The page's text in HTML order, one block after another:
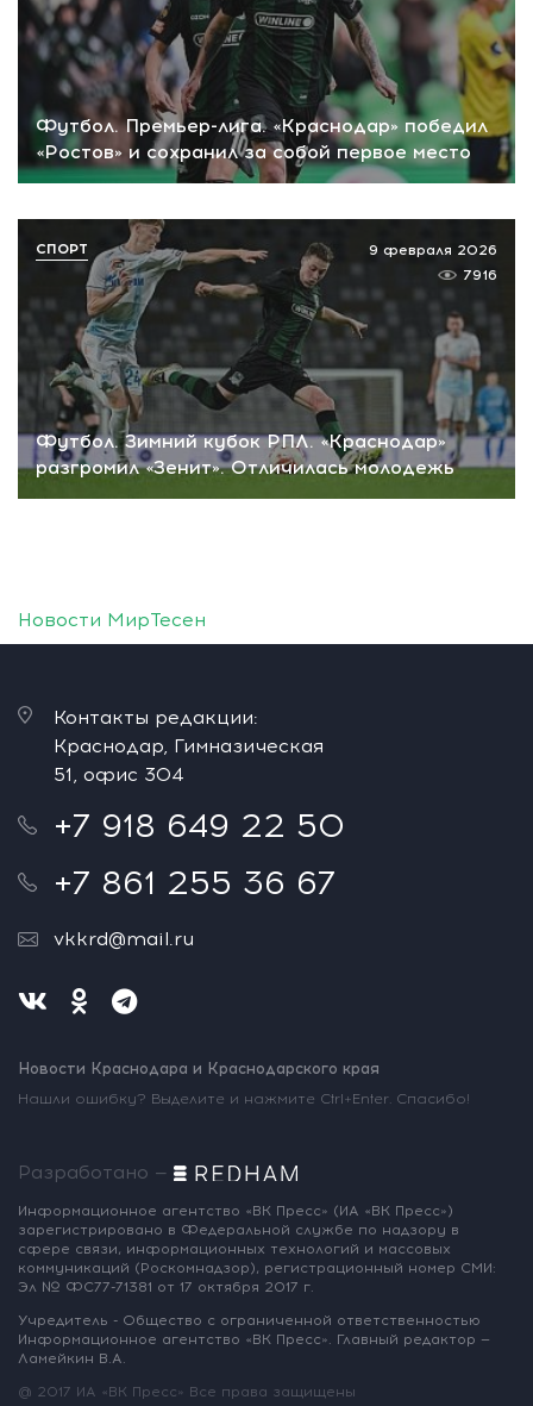
Футбол. Премьер-лига. «Краснодар» победил
«Ростов» и сохранил за собой первое место
Футбол. Зимний кубок РПЛ. «Краснодар»
разгромил «Зенит». Отличилась молодежь
9 февраля 2026
7916
СПОРТ
Новости МирТесен
Контакты редакции:
Краснодар, Гимназическая
51, офис 304
+7 918 649 22 50
+7 861 255 36 67
vkkrd@mail.ru
Новости Краснодара и Краснодарского края
Нашли ошибку? Выделите и нажмите Ctrl+Enter. Спасибо!
Разработано —
Информационное агентство «ВК Пресс» (ИА «ВК Пресс»)
зарегистрировано в Федеральной службе по надзору в
сфере связи, информационных технологий и массовых
коммуникаций (Роскомнадзор), регистрационный номер СМИ:
Эл № ФС77-71381 от 17 октября 2017 г.
Учредитель - Общество с ограниченной ответственностью
Информационное агентство «ВК Пресс».
Главный редактор —
Ламейкин В.А.
@ 2017 ИА «ВК Пресс» Все права защищены